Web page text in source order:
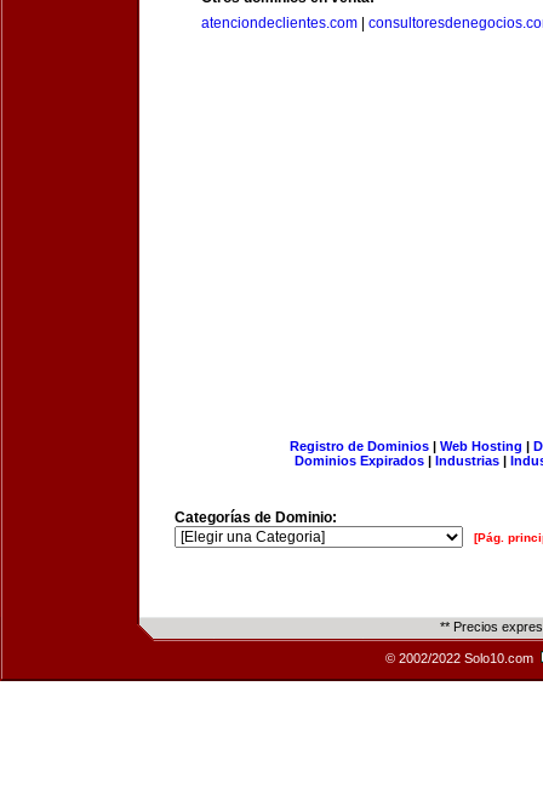
atenciondeclientes.com
Registro de Dominios| Web Hosting |
Dominios Expirados | Industrias |
Categorías de Dominio:
[Pág.
** Precios
© 2002/2022 Solo10.com